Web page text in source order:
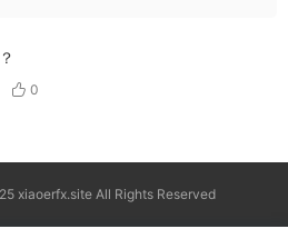
0
xiaoerfx.site All Rights Reserved